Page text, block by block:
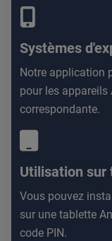
Systèmes
Notre application
pour les
correspondante.
Utilisation sur
Vous pouvez
sur une tablette
code PIN.